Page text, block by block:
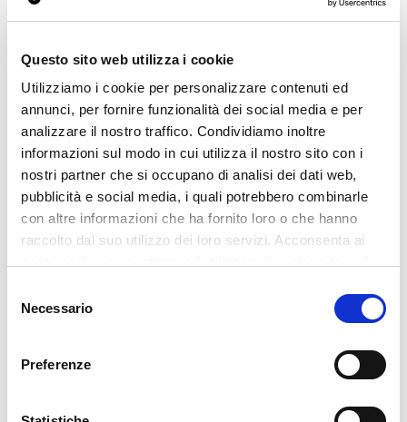
Questo sito web utilizza i cookie
Utilizziamo i cookie per personalizzare contenuti ed
annunci, per fornire funzionalità dei social media e per
analizzare il nostro traffico. Condividiamo inoltre
informazioni sul modo in cui utilizza il nostro sito con i
nostri partner che si occupano di analisi dei dati web,
pubblicità e social media, i quali potrebbero combinarle
con altre informazioni che ha fornito loro o che hanno
raccolto dal suo utilizzo dei loro servizi. Acconsenta ai
delNecessario
Preferenze
confini venga visto come un "
sua personalità, l'ennesimo ostacolo alla sua
grandezza, ma è bene resistere, rimanere
con i piedi ben piantati per terra.
Quando si litiga con un partner
narcisista, la sua reazione è sempre
esagerata. Non è raro però che passi da
uno stadio all'altro nel giro di pochi minuti,
che cioè passi dalla fase di esaltazione della
dicommiserazione totale
, spesso condita
promesse. Non portano lontano rispetto
Se il suo modo di fare ha
compromesso il